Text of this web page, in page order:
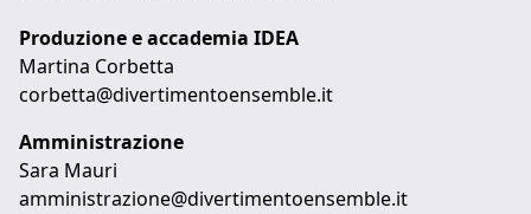
Produzione e accademia IDEA
Martina Corbetta
corbetta@divertimentoensemble.it
Amministrazione
Sara Mauri
amministrazione@divertimentoensemble.it